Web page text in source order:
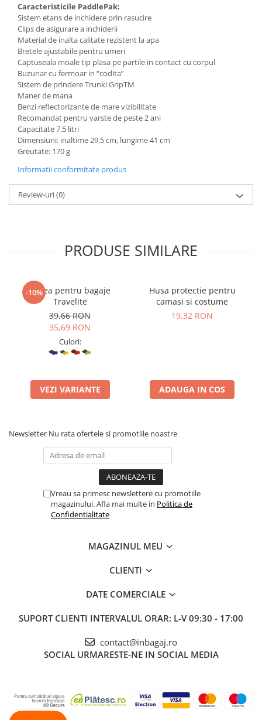
Caracteristicile PaddlePak:
Sistem etans de inchidere prin rasucire
Clips de asigurare a inchiderii
Material de inalta calitate rezistent la apa
Bretele ajustabile pentru umeri
Captuseala moale tip plasa pe partile in contact cu corpul
Buzunar cu fermoar in “codita”
Sistem de prindere Trunki GripTM
Maner de mana
Benzi reflectorizante de mare vizibilitate
Recomandat pentru varste de peste 2 ani
Capacitate 7,5 litri
Dimensiuni: inaltime 29,5 cm, lungime 41 cm
Greutate: 170 g
Informatii conformitate produs
Review-uri(0)
PRODUSE SIMILARE
-10%
Curea pentru bagaje
Travelite
39,66 RON
35,69 RON
Culori:
VEZI VARIANTE
Husa protectie pentru
camasi si costume
19,32 RON
ADAUGA IN COS
Newsletter Nu rata ofertele si promotiile noastre
Vreau sa primesc newslettere cu promotiile
magazinului. Afla mai multe in Politica de
Confidentialitate
MAGAZINUL MEU
CLIENTI
DATE COMERCIALE
SUPORT CLIENTI INTERVALUL ORAR: L-V 09:30 - 17:00
contact@inbagaj.ro
SOCIAL URMARESTE-NE IN SOCIAL MEDIA